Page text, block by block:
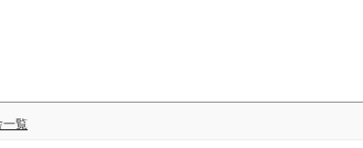
一覧